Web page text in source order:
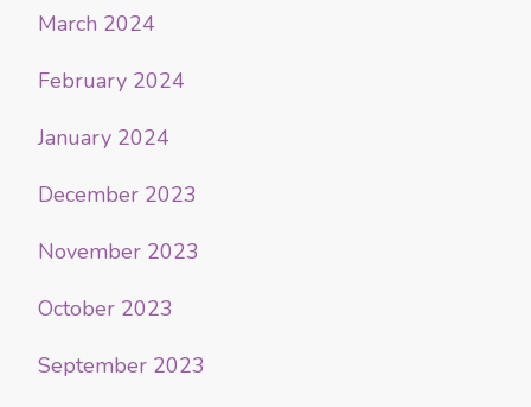
March 2024
February 2024
January 2024
December 2023
November 2023
October 2023
September 2023